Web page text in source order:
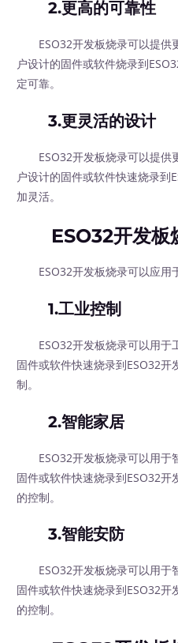
2.更高的可靠性
ESO32开发板烧录可以提供
户设计的固件或软件烧录到
定可靠。
3.更灵活的设计
ESO32开发板烧录可以提供
户设计的固件或软件快速烧录到
加灵活。
ESO32开发板
ESO32开发板烧录可以应用
1.工业控制
ESO32开发板烧录可以用于
固件或软件快速烧录到ESO32
制。
2.智能家居
ESO32开发板烧录可以用于
固件或软件快速烧录到ESO32
的控制。
3.智能安防
ESO32开发板烧录可以用于
固件或软件快速烧录到ESO32
的控制。